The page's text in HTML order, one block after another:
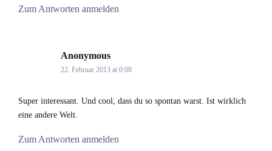
Zum Antworten anmelden
Anonymous
22. Februar 2013 at 0:08
Super interessant. Und cool, dass du so spontan warst. Ist wirklich
eine andere Welt.
Zum Antworten anmelden